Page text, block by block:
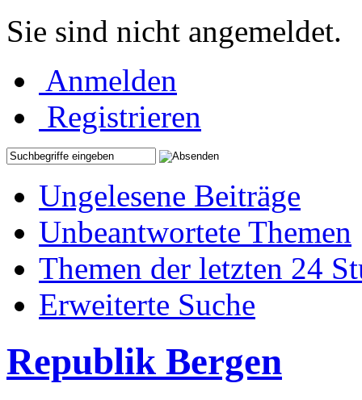
Sie sind nicht angemeldet.
Anmelden
Registrieren
Ungelesene Beiträge
Unbeantwortete Themen
Themen der letzten 24
Erweiterte Suche
Republik Bergen